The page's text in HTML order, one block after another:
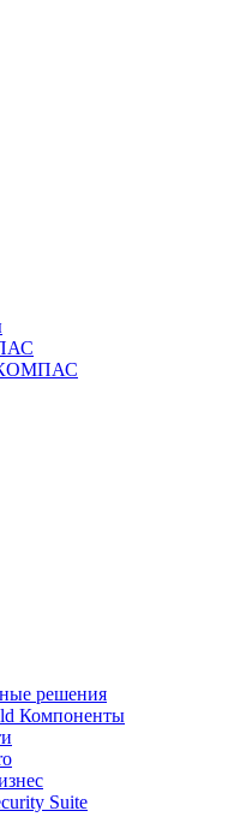
КОМПАС
решения
Компоненты
Suite